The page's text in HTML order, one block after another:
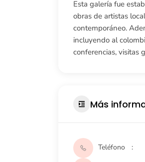
Esta galería fue
obras de artistas
contemporáneo.
incluyendo al
conferencias, visitas
Más
Teléfono